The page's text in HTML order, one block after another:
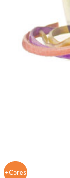
+Cores